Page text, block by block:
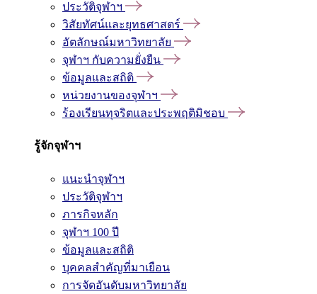
ประวัติจุฬาฯ
วิสัยทัศน์และยุทธศาสตร์
อัตลักษณ์มหาวิทยาลัย
จุฬาฯ กับความยั่งยืน
ข้อมูลและสถิติ
หน่วยงานของจุฬาฯ
ร้องเรียนทุจริตและประพฤติมิชอบ
รู้จักจุฬาฯ
แนะนำจุฬาฯ
ประวัติจุฬาฯ
ภารกิจหลัก
จุฬาฯ 100 ปี
ข้อมูลและสถิติ
บุคคลสำคัญที่มาเยือน
การจัดอันดับมหาวิทยาลัย